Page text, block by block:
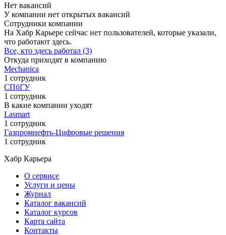
Нет вакансий
У компании нет открытых вакансий
Сотрудники компании
На Хабр Карьере сейчас нет пользователей, которые указали,
что работают здесь.
Все, кто здесь работал (3)
Откуда приходят в компанию
Mechanica
1 сотрудник
СПбГУ
1 сотрудник
В какие компании уходят
Lasmart
1 сотрудник
Газпромнефть-Цифровые решения
1 сотрудник
Хабр Карьера
О сервисе
Услуги и цены
Журнал
Каталог вакансий
Каталог курсов
Карта сайта
Контакты